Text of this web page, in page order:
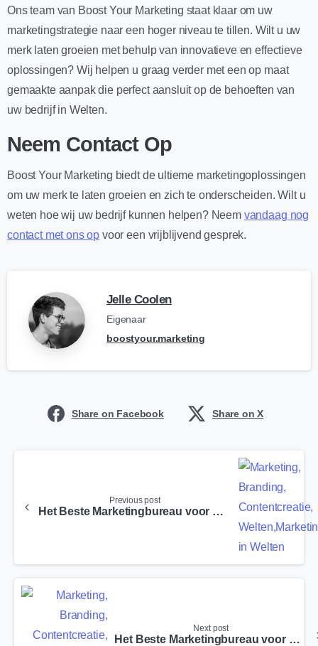
Ons team van Boost Your Marketing staat klaar om uw
marketingstrategie naar een hoger niveau te tillen. Wilt u uw
merk laten groeien met behulp van innovatieve en effectieve
oplossingen? Wij helpen u graag verder met een op maat
gemaakte aanpak die perfect aansluit op de behoeften van
uw bedrijf in Welten.
Neem Contact Op
Boost Your Marketing biedt de ultieme marketingoplossingen
om uw merk te laten groeien en zich te onderscheiden. Wilt u
weten hoe wij uw bedrijf kunnen helpen? Neem vandaag nog
contact met ons op voor een vrijblijvend gesprek.
Jelle Coolen
Eigenaar
boostyour.marketing
Share on Facebook Share on X
Previous post
Het Beste Marketingbureau voor Gulpen
Next post
Het Beste Marketingbureau voor Eijsden-Margraten